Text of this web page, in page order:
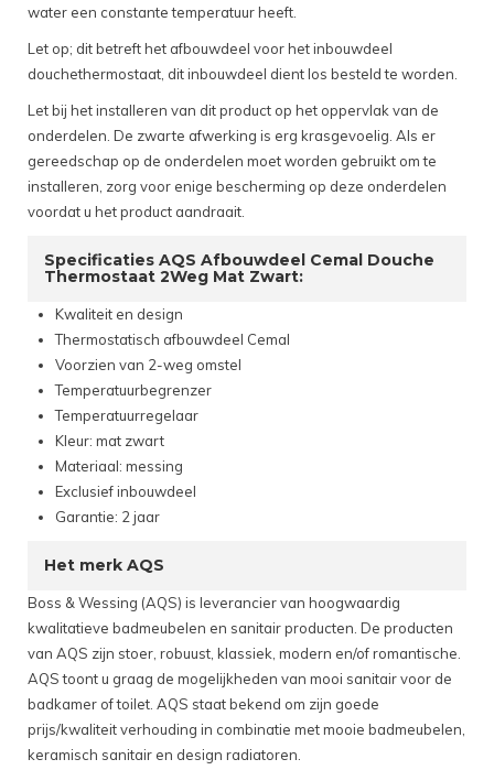
water een constante temperatuur heeft.
Let op; dit betreft het afbouwdeel voor het inbouwdeel
douchethermostaat, dit inbouwdeel dient los besteld te worden.
Let bij het installeren van dit product op het oppervlak van de
onderdelen. De zwarte afwerking is erg krasgevoelig. Als er
gereedschap op de onderdelen moet worden gebruikt om te
installeren, zorg voor enige bescherming op deze onderdelen
voordat u het product aandraait.
Specificaties AQS Afbouwdeel Cemal Douche
Thermostaat 2Weg Mat Zwart:
Kwaliteit en design
Thermostatisch afbouwdeel Cemal
Voorzien van 2-weg omstel
Temperatuurbegrenzer
Temperatuurregelaar
Kleur: mat zwart
Materiaal: messing
Exclusief inbouwdeel
Garantie: 2 jaar
Het merk AQS
Boss & Wessing (AQS) is leverancier van hoogwaardig
kwalitatieve badmeubelen en sanitair producten. De producten
van AQS zijn stoer, robuust, klassiek, modern en/of romantische.
AQS toont u graag de mogelijkheden van mooi sanitair voor de
badkamer of toilet. AQS staat bekend om zijn goede
prijs/kwaliteit verhouding in combinatie met mooie badmeubelen,
keramisch sanitair en design radiatoren.